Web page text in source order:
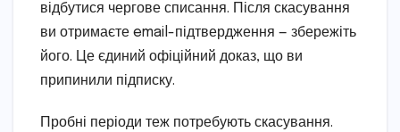
відбутися чергове списання. Після скасування
ви отримаєте email-підтвердження — збережіть
його. Це єдиний офіційний доказ, що ви
припинили підписку.
Пробні періоди теж потребують скасування.